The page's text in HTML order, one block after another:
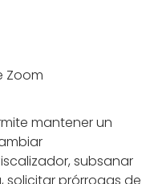
Zoom
mantener un
subsanar
solicitar prórrogas de